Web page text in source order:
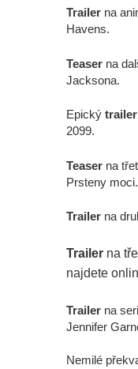
Trailer na
Havens.
Teaser na
Jacksona.
Epický trailer
2099.
Teaser na
Prsteny moci.
Trailer na
Trailer na
najdete
Trailer na
Jennifer
Nemilé